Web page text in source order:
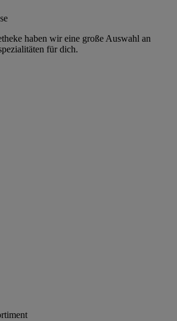
haben wir eine große Auswahl an
für dich.